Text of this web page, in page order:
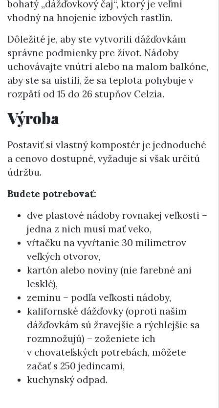
bohatý „dážďovkový čaj“, ktorý je veľmi
vhodný na hnojenie izbových rastlín.
Dôležité je, aby ste vytvorili dážďovkám
správne podmienky pre život. Nádoby
uchovávajte vnútri alebo na malom balkóne,
aby ste sa uistili, že sa teplota pohybuje v
rozpätí od 15 do 26 stupňov Celzia.
Výroba
Postaviť si vlastný kompostér je jednoduché
a cenovo dostupné, vyžaduje si však určitú
údržbu.
Budete potrebovať:
dve plastové nádoby rovnakej veľkosti –
jedna z nich musí mať veko,
vŕtačku na vyvŕtanie 30 milimetrov
veľkých otvorov,
kartón alebo noviny (nie farebné ani
lesklé),
zeminu – podľa veľkosti nádoby,
kalifornské dážďovky (oproti našim
dážďovkám sú žravejšie a rýchlejšie sa
rozmnožujú) – zoženiete ich
v chovateľských potrebách, môžete
začať s 250 jedincami,
kuchynský odpad.